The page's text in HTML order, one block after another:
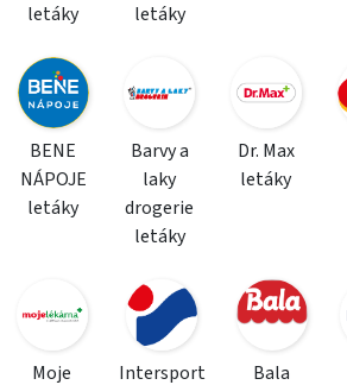
letáky
letáky
BENE
NÁPOJE
letáky
Barvy a
laky
drogerie
letáky
Dr. Max
letáky
Moje Intersport Bala